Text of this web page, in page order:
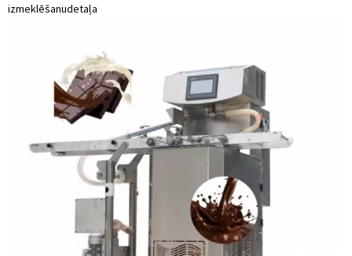
izmeklēšanudetaļa